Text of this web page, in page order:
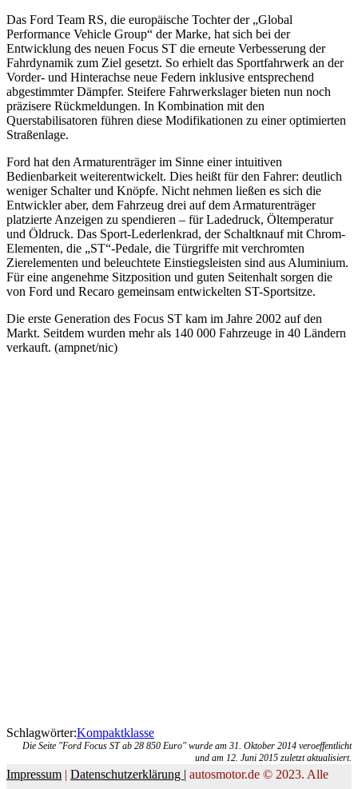
Das Ford Team RS, die europäische Tochter der „Global
Performance Vehicle Group“ der Marke, hat sich bei der
Entwicklung des neuen Focus ST die erneute Verbesserung der
Fahrdynamik zum Ziel gesetzt. So erhielt das Sportfahrwerk an der
Vorder- und Hinterachse neue Federn inklusive entsprechend
abgestimmter Dämpfer. Steifere Fahrwerkslager bieten nun noch
präzisere Rückmeldungen. In Kombination mit den
Querstabilisatoren führen diese Modifikationen zu einer optimierten
Straßenlage.
Ford hat den Armaturenträger im Sinne einer intuitiven
Bedienbarkeit weiterentwickelt. Dies heißt für den Fahrer: deutlich
weniger Schalter und Knöpfe. Nicht nehmen ließen es sich die
Entwickler aber, dem Fahrzeug drei auf dem Armaturenträger
platzierte Anzeigen zu spendieren – für Ladedruck, Öltemperatur
und Öldruck. Das Sport-Lederlenkrad, der Schaltknauf mit Chrom-
Elementen, die „ST“-Pedale, die Türgriffe mit verchromten
Zierelementen und beleuchtete Einstiegsleisten sind aus Aluminium.
Für eine angenehme Sitzposition und guten Seitenhalt sorgen die
von Ford und Recaro gemeinsam entwickelten ST-Sportsitze.
Die erste Generation des Focus ST kam im Jahre 2002 auf den
Markt. Seitdem wurden mehr als 140 000 Fahrzeuge in 40 Ländern
verkauft. (ampnet/nic)
Schlagwörter:Kompaktklasse
Die Seite "Ford Focus ST ab 28 850 Euro" wurde am 31. Oktober 2014 veroeffentlicht
und am 12. Juni 2015 zuletzt aktualisiert.
Impressum | Datenschutzerklärung | autosmotor.de © 2023. Alle